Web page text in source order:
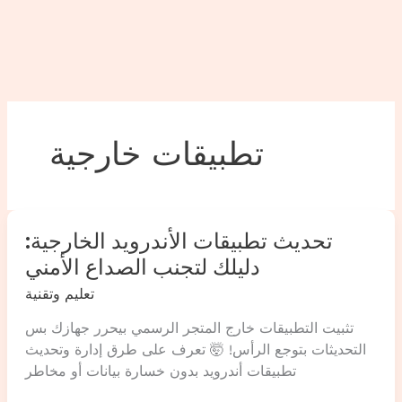
تطبيقات خارجية
تحديث تطبيقات الأندرويد الخارجية:
دليلك لتجنب الصداع الأمني
تعليم وتقنية
تثبيت التطبيقات خارج المتجر الرسمي بيحرر جهازك بس
التحديثات بتوجع الرأس! 🤯 تعرف على طرق إدارة وتحديث
تطبيقات أندرويد بدون خسارة بيانات أو مخاطر